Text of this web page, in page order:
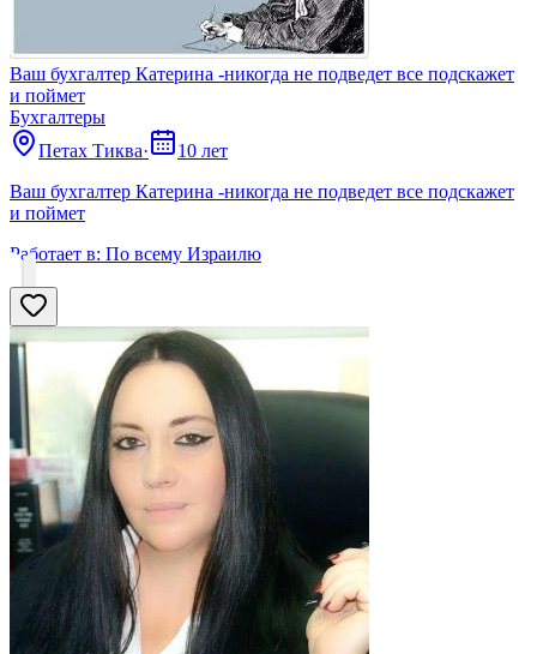
Ваш бухгалтер Катерина -никогда не подведет все подскажет
и поймет
Бухгалтеры
Петах Тиква·
10 лет
Ваш бухгалтер Катерина -никогда не подведет все подскажет
и поймет
Работает в: По всему Израилю